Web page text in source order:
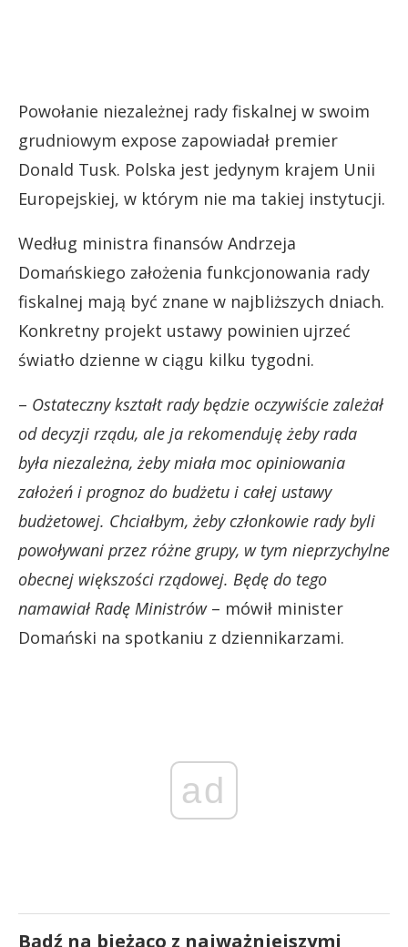
Powołanie niezależnej rady fiskalnej w swoim
grudniowym expose zapowiadał premier
Donald Tusk. Polska jest jedynym krajem Unii
Europejskiej, w którym nie ma takiej instytucji.
Według ministra finansów Andrzeja
Domańskiego założenia funkcjonowania rady
fiskalnej mają być znane w najbliższych dniach.
Konkretny projekt ustawy powinien ujrzeć
światło dzienne w ciągu kilku tygodni.
– Ostateczny kształt rady będzie oczywiście zależał
od decyzji rządu, ale ja rekomenduję żeby rada
była niezależna, żeby miała moc opiniowania
założeń i prognoz do budżetu i całej ustawy
budżetowej. Chciałbym, żeby członkowie rady byli
powoływani przez różne grupy, w tym nieprzychylne
obecnej większości rządowej. Będę do tego
namawiał Radę Ministrów– mówił minister
Domański na spotkaniu z dziennikarzami.
ad
Bądź na bieżąco z najważniejszymi